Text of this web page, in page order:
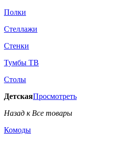
Полки
Стеллажи
Стенки
Тумбы ТВ
Столы
ДетскаяПросмотреть
Назад к Все товары
Комоды